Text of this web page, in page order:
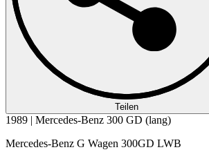
Teilen
1989 | Mercedes-Benz 300 GD (lang)
Mercedes-Benz G Wagen 300GD LWB